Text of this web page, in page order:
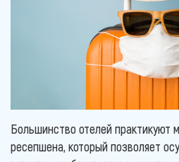
Большинство отелей практикуют
ресепшена, который позволяет